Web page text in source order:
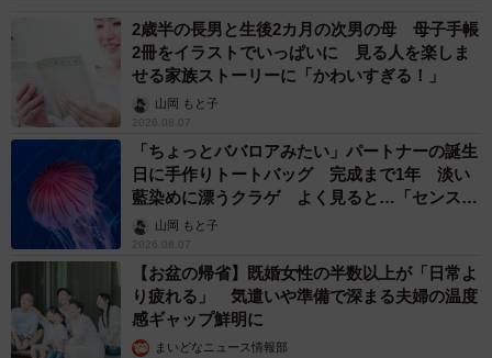
コースメニューも充実してます
2種類あるコース料理も悪くないが、金曜日の夜なら評判
のハンバーグも多彩な料理も楽しめる。行くなら金曜日
だ。その前に、くれぐれも通り過ぎないようにしてくださ
い。
2歳半の長男と生後2カ月の次男の母 母子手帳
2冊をイラストでいっぱいに 見る人を楽しま
せる家族ストーリーに「かわいすぎる！」
山岡 もと子
2026.08.07
「ちょっとババロアみたい」パートナーの誕生
日に手作りトートバッグ 完成まで1年 淡い
藍染めに漂うクラゲ よく見ると…「センスす
ごい」山岡 もと子
2026.08.07
【お盆の帰省】既婚女性の半数以上が「日常よ
り疲れる」 気遣いや準備で深まる夫婦の温度
感ギャップ鮮明に
まいどなニュース情報部